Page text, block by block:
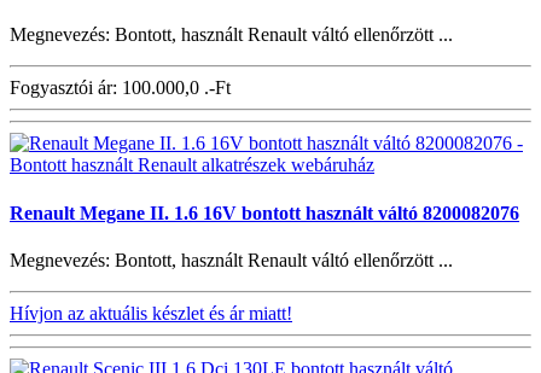
Megnevezés: Bontott, használt Renault váltó ellenőrzött ...
Fogyasztói ár: 100.000,0 .-Ft
Renault Megane II. 1.6 16V bontott használt váltó 8200082076
Megnevezés: Bontott, használt Renault váltó ellenőrzött ...
Hívjon az aktuális készlet és ár miatt!